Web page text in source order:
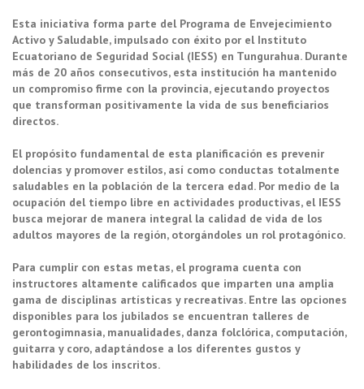
Esta iniciativa forma parte del Programa de Envejecimiento
Activo y Saludable, impulsado con éxito por el Instituto
Ecuatoriano de Seguridad Social (IESS) en Tungurahua. Durante
más de 20 años consecutivos, esta institución ha mantenido
un compromiso firme con la provincia, ejecutando proyectos
que transforman positivamente la vida de sus beneficiarios
directos.
El propósito fundamental de esta planificación es prevenir
dolencias y promover estilos, así como conductas totalmente
saludables en la población de la tercera edad. Por medio de la
ocupación del tiempo libre en actividades productivas, el IESS
busca mejorar de manera integral la calidad de vida de los
adultos mayores de la región, otorgándoles un rol protagónico.
Para cumplir con estas metas, el programa cuenta con
instructores altamente calificados que imparten una amplia
gama de disciplinas artísticas y recreativas. Entre las opciones
disponibles para los jubilados se encuentran talleres de
gerontogimnasia, manualidades, danza folclórica, computación,
guitarra y coro, adaptándose a los diferentes gustos y
habilidades de los inscritos.